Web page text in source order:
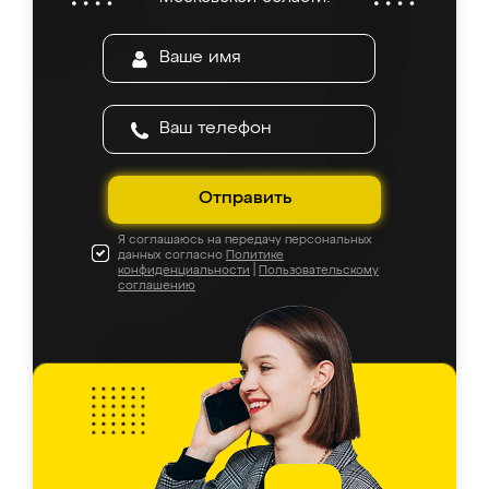
Отправить
Я соглашаюсь на передачу персональных
данных согласно Политике
конфиденциальности
Пользовательскому
соглашению